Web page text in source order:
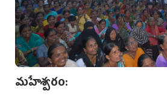
మహేశ్వరం: